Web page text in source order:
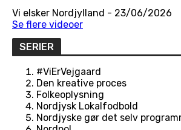
Vi elsker Nordjylland - 23/06/2026
Se flere videoer
SERIER
#ViErVejgaard
Den kreative proces
Folkeoplysning
Nordjysk Lokalfodbold
Nordjyske gør det selv